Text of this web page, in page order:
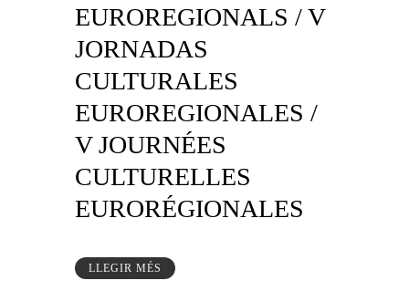
EUROREGIONALS / V
JORNADAS
CULTURALES
EUROREGIONALES /
V JOURNÉES
CULTURELLES
EURORÉGIONALES
LLEGIR MÉS